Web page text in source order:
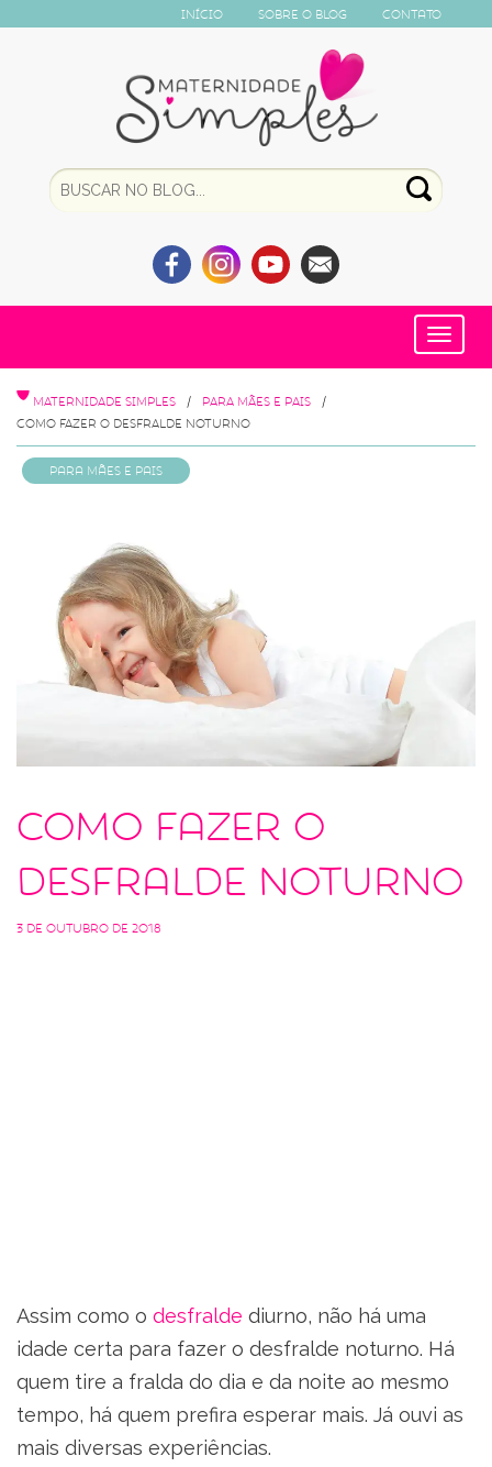
Início Sobre o Blog Contato
Toggle
MATERNIDADE SIMPLES
PARA MÃES E PAIS
COMO FAZER O DESFRALDE NOTURNO
Para Mães e Pais
Como fazer o
desfralde noturno
3 de outubro de 2018
Assim como o desfralde diurno, não há uma
idade certa para fazer o desfralde noturno. Há
quem tire a fralda do dia e da noite ao mesmo
tempo, há quem prefira esperar mais. Já ouvi as
mais diversas experiências.